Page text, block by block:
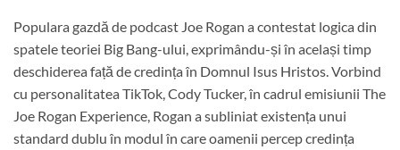
Populara gazdă de podcast Joe Rogan a contestat logica din
spatele teoriei Big Bang-ului, exprimându-și în același timp
deschiderea față de credința în Domnul Isus Hristos. Vorbind
cu personalitatea TikTok, Cody Tucker, în cadrul emisiunii The
Joe Rogan Experience, Rogan a subliniat existența unui
standard dublu în modul în care oamenii percep credința